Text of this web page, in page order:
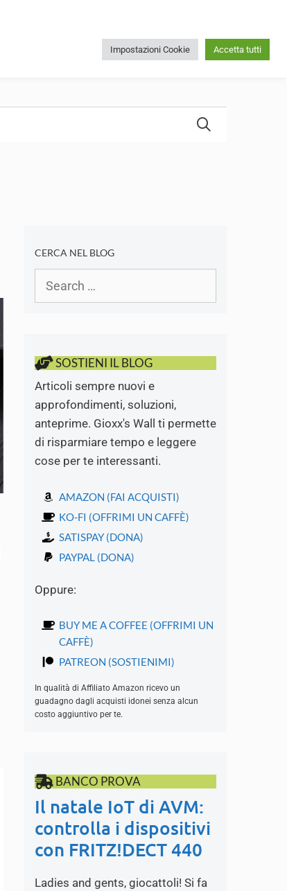
CERCA NEL BLOG
SOSTIENI IL BLOG
Articoli sempre nuovi e
approfondimenti, soluzioni,
anteprime. Gioxx's Wall ti permette
di risparmiare tempo e leggere
cose per te interessanti.
AMAZON (FAI ACQUISTI)
KO-FI (OFFRIMI UN CAFFÈ)
SATISPAY (DONA)
PAYPAL (DONA)
Oppure:
BUY ME A COFFEE (OFFRIMI UN
CAFFÈ)
PATREON (SOSTIENIMI)
In qualità di Affiliato Amazon ricevo un
guadagno dagli acquisti idonei senza alcun
costo aggiuntivo per te.
BANCO PROVA
Il natale IoT di AVM:
controlla i dispositivi
con FRITZ!DECT 440
Ladies and gents, giocattoli! Si fa
Impostazioni Cookie Accetta tutti